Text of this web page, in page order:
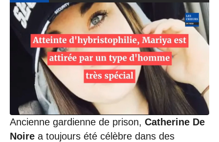
Ancienne gardienne de prison, Catherine De
Noire a toujours été célèbre dans des